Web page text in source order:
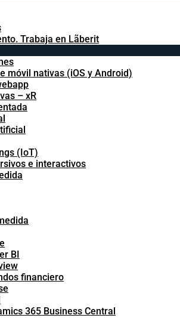
Trabaja en Lãberit
móvil nativas (iOS y Android)
– xR
(IoT)
e interactivos
BI
financiero
365 Business Central